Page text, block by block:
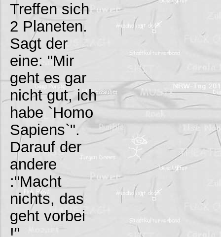
Treffen sich
2 Planeten.
Sagt der
eine: "Mir
geht es gar
nicht gut, ich
habe `Homo
Sapiens`".
Darauf der
andere
:"Macht
nichts, das
geht vorbei
!"